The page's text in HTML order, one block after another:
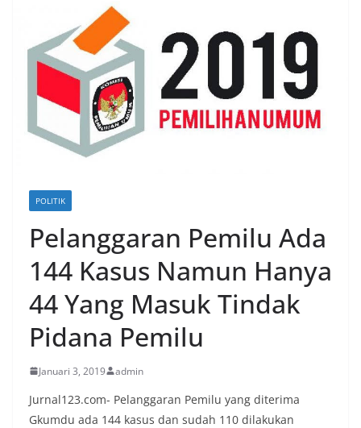
POLITIK
Pelanggaran Pemilu Ada
144 Kasus Namun Hanya
44 Yang Masuk Tindak
Pidana Pemilu
Januari 3, 2019 admin
Jurnal123.com- Pelanggaran Pemilu yang diterima
Gkumdu ada 144 kasus dan sudah 110 dilakukan